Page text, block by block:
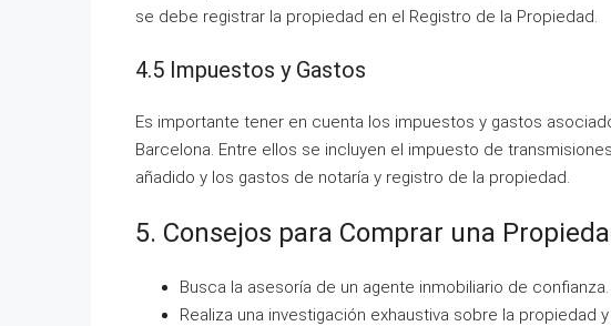
se debe registrar la propiedad en el Registro de la Propiedad.
4.5 Impuestos y Gastos
Es importante tener en cuenta los impuestos y gastos
Barcelona. Entre ellos se incluyen el impuesto de
añadido y los gastos de notaría y registro de la propiedad.
5. Consejos para Comprar una
Busca la asesoría de un agente inmobiliario de confianza.
Realiza una investigación exhaustiva sobre la propiedad